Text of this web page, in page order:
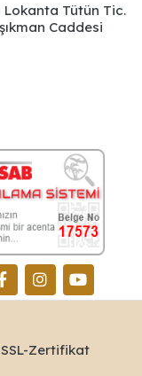
Lokanta Tütün Tic.
Caddesi
Zertifikat